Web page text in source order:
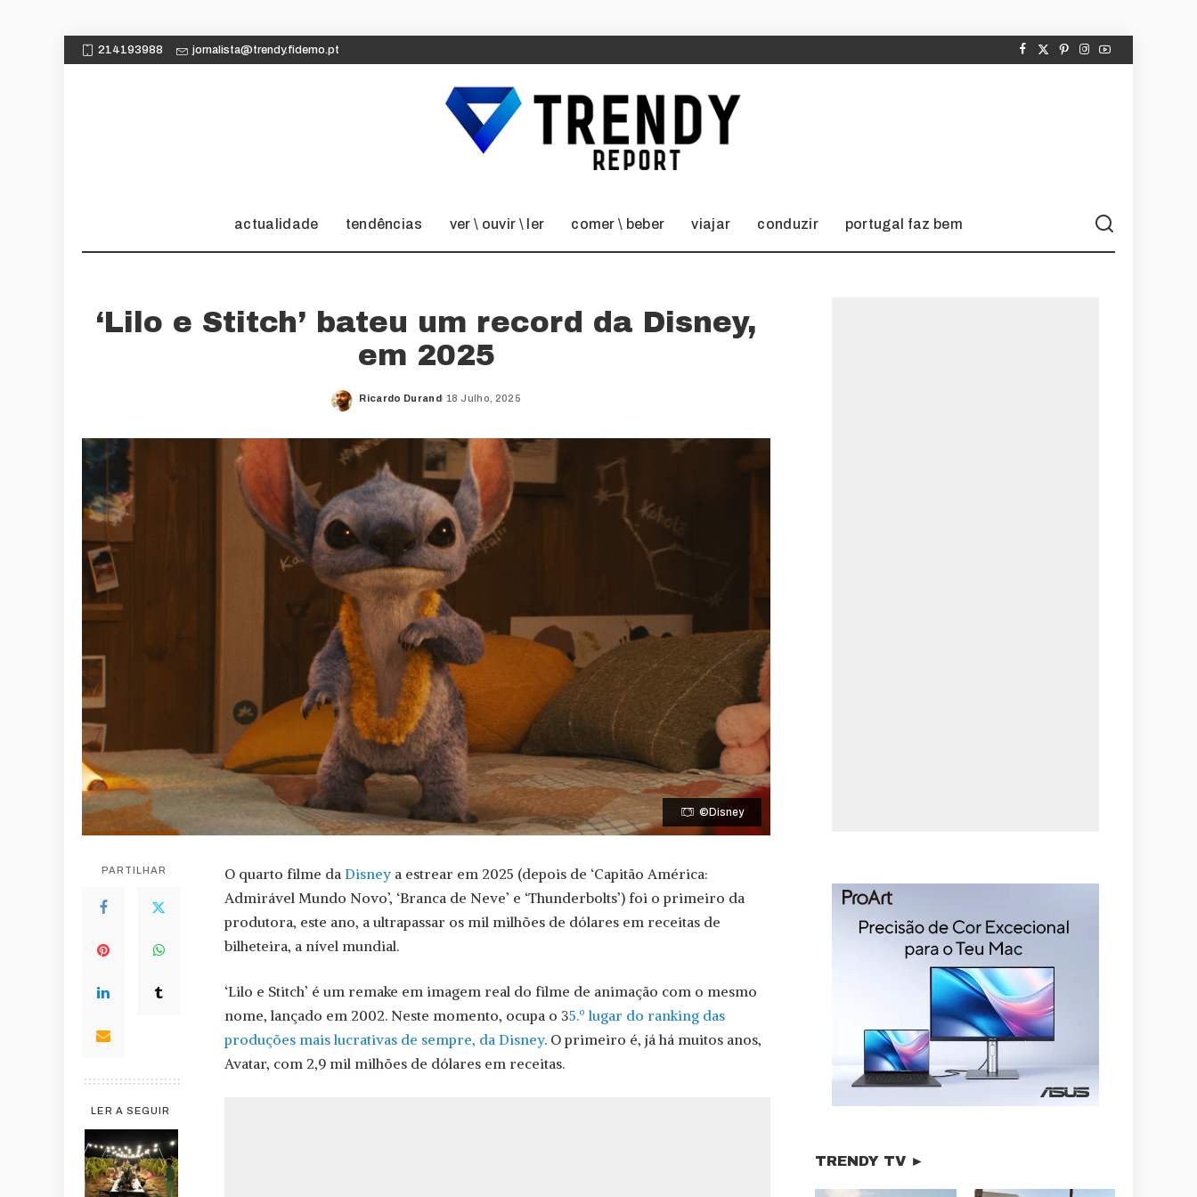
214193988 jornalista@trendy.fidemo.pt
actualidade tendências ver \ ouvir \ ler comer \ beber viajar conduzir portugal faz bem
‘Lilo e Stitch’ bateu um record da Disney,
em 2025
Posted
Ricardo Durand 18 Julho, 2025
©Disney
PARTILHAR
LER A SEGUIR
O quarto filme da Disney a estrear em 2025 (depois de ‘Capitão América:
Admirável Mundo Novo’, ‘Branca de Neve’ e ‘Thunderbolts’) foi o primeiro da
produtora, este ano, a ultrapassar os mil milhões de dólares em receitas de
bilheteira, a nível mundial.
‘Lilo e Stitch’ é um remake em imagem real do filme de animação com o mesmo
nome, lançado em 2002. Neste momento, ocupa o 35.º lugar do ranking das
produções mais lucrativas de sempre, da Disney. O primeiro é, já há muitos anos,
Avatar, com 2,9 mil milhões de dólares em receitas.
TRENDY TV ►